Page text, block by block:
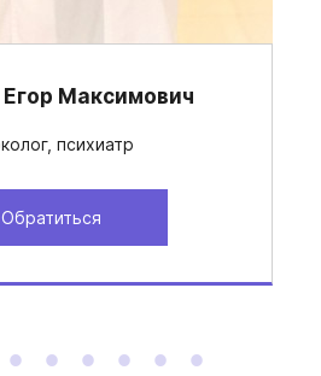
Егор Максимович
психиатр
Обратиться